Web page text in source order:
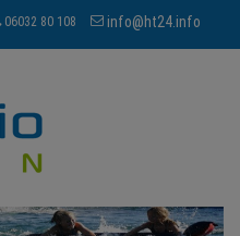
06032 80 108 info@ht24.info